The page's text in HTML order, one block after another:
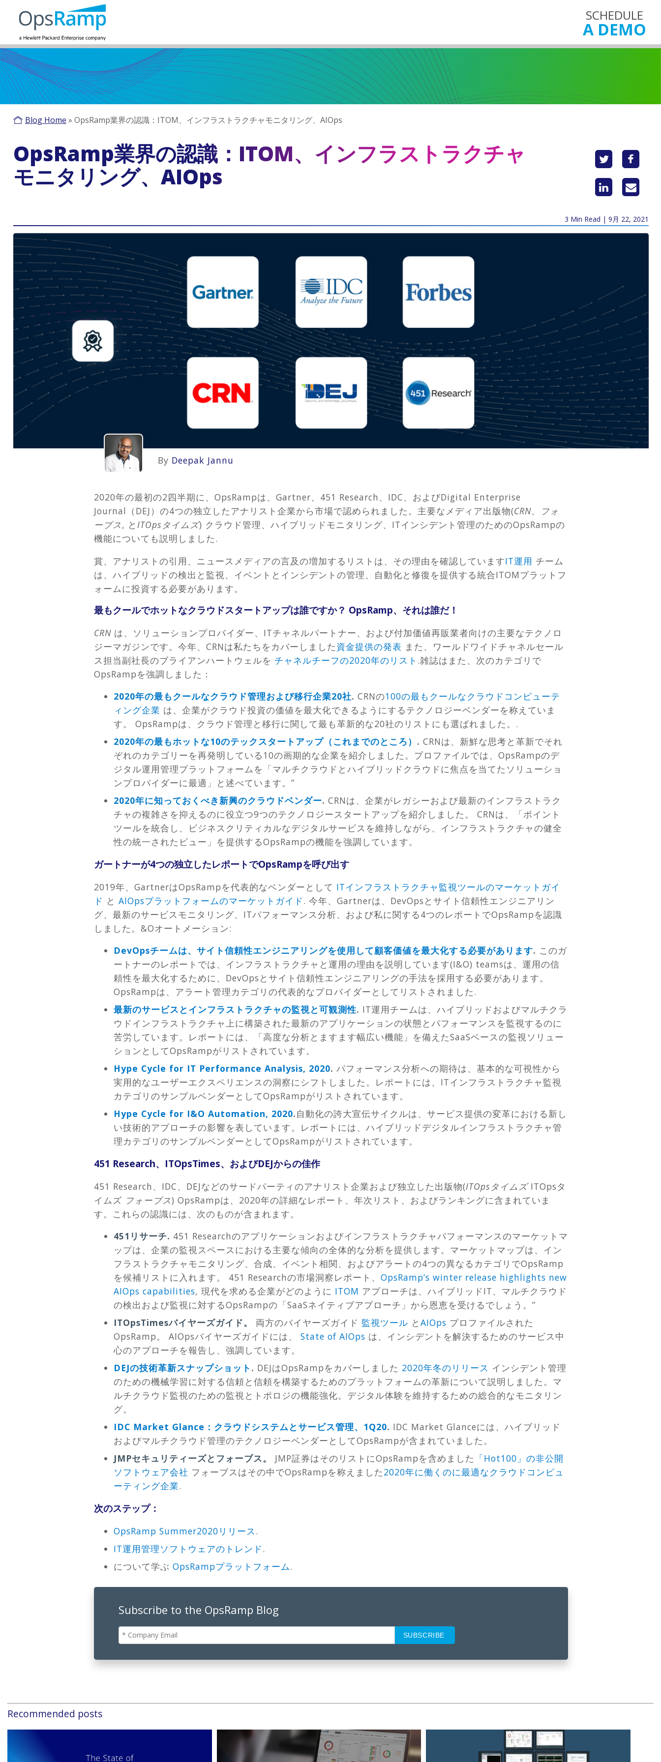
SCHEDULE
A DEMO
Blog Home » OpsRamp業界の認識：ITOM、インフラストラクチャモニタリング、AIOps
OpsRamp業界の認識：ITOM、インフラストラクチャ
モニタリング、AIOps
3 Min Read | 9月 22, 2021
By Deepak Jannu
2020年の最初の2四半期に、OpsRampは、Gartner、451 Research、IDC、およびDigital Enterprise
Journal（DEJ）の4つの独立したアナリスト企業から市場で認められました。主要なメディア出版物(CRN、フォ
ーブス, と ITOpsタイムズ) クラウド管理、ハイブリッドモニタリング、ITインシデント管理のためのOpsRampの
機能についても説明しました.
賞、アナリストの引用、ニュースメディアの言及の増加するリストは、その理由を確認していますIT運用 チーム
は、ハイブリッドの検出と監視、イベントとインシデントの管理、自動化と修復を提供する統合ITOMプラットフ
ォームに投資する必要があります。
最もクールでホットなクラウドスタートアップは誰ですか？ OpsRamp、それは誰だ！
CRN は、ソリューションプロバイダー、ITチャネルパートナー、および付加価値再販業者向けの主要なテクノロ
ジーマガジンです。今年、CRNは私たちをカバーしました資金提供の発表 また、ワールドワイドチャネルセール
ス担当副社長のブライアンハートウェルを チャネルチーフの2020年のリスト .雑誌はまた、次のカテゴリで
OpsRampを強調しました：
2020年の最もクールなクラウド管理および移行企業20社. CRNの100の最もクールなクラウドコンピューテ
ィング企業 は、企業がクラウド投資の価値を最大化できるようにするテクノロジーベンダーを称えていま
す。 OpsRampは、クラウド管理と移行に関して最も革新的な20社のリストにも選ばれました。.
2020年の最もホットな10のテックスタートアップ（これまでのところ） . CRNは、新鮮な思考と革新でそれ
ぞれのカテゴリーを再発明している10の画期的な企業を紹介しました。プロファイルでは、OpsRampのデ
ジタル運用管理プラットフォームを「マルチクラウドとハイブリッドクラウドに焦点を当てたソリューショ
ンプロバイダーに最適」と述べています。”
2020年に知っておくべき新興のクラウドベンダー. CRNは、企業がレガシーおよび最新のインフラストラク
チャの複雑さを抑えるのに役立つ9つのテクノロジースタートアップを紹介しました。 CRNは、「ポイント
ツールを統合し、ビジネスクリティカルなデジタルサービスを維持しながら、インフラストラクチャの健全
性の統一されたビュー」を提供するOpsRampの機能を強調しています。
ガートナーが4つの独立したレポートでOpsRampを呼び出す
2019年、GartnerはOpsRampを代表的なベンダーとして ITインフラストラクチャ監視ツールのマーケットガイ
ド と AIOpsプラットフォームのマーケットガイド. 今年、Gartnerは、DevOpsとサイト信頼性エンジニアリン
グ、最新のサービスモニタリング、ITパフォーマンス分析、および私に関する4つのレポートでOpsRampを認識
しました。&Oオートメーション:
DevOpsチームは、サイト信頼性エンジニアリングを使用して顧客価値を最大化する必要があります. このガ
ートナーのレポートでは、インフラストラクチャと運用の理由を説明しています(I&O) teamsは、運用の信
頼性を最大化するために、DevOpsとサイト信頼性エンジニアリングの手法を採用する必要があります。
OpsRampは、アラート管理カテゴリの代表的なプロバイダーとしてリストされました.
最新のサービスとインフラストラクチャの監視と可観測性. IT運用チームは、ハイブリッドおよびマルチクラ
ウドインフラストラクチャ上に構築された最新のアプリケーションの状態とパフォーマンスを監視するのに
苦労しています。レポートには、「高度な分析とますます幅広い機能」を備えたSaaSベースの監視ソリュー
ションとしてOpsRampがリストされています。
Hype Cycle for IT Performance Analysis, 2020. パフォーマンス分析への期待は、基本的な可視性から
実用的なユーザーエクスペリエンスの洞察にシフトしました。レポートには、ITインフラストラクチャ監視
カテゴリのサンプルベンダーとしてOpsRampがリストされています。
Hype Cycle for I&O Automation, 2020.自動化の誇大宣伝サイクルは、サービス提供の変革における新し
い技術的アプローチの影響を表しています。レポートには、ハイブリッドデジタルインフラストラクチャ管
理カテゴリのサンプルベンダーとしてOpsRampがリストされています。
451 Research、ITOpsTimes、およびDEJからの佳作
451 Research、IDC、DEJなどのサードパーティのアナリスト企業および独立した出版物(ITOpsタイムズITOpsタ
イムズ フォーブス) OpsRampは、2020年の詳細なレポート、年次リスト、およびランキングに含まれていま
す。これらの認識には、次のものが含まれます。
451リサーチ. 451 Researchのアプリケーションおよびインフラストラクチャパフォーマンスのマーケットマ
ップは、企業の監視スペースにおける主要な傾向の全体的な分析を提供します。マーケットマップは、イン
フラストラクチャモニタリング、合成、イベント相関、およびアラートの4つの異なるカテゴリでOpsRamp
を候補リストに入れます。 451 Researchの市場洞察レポート、 OpsRamp’s winter release highlights new
AIOps capabilities, 現代を求める企業がどのように ITOM アプローチは、ハイブリッドIT、マルチクラウド
の検出および監視に対するOpsRampの「SaaSネイティブアプローチ」から恩恵を受けるでしょう。”
ITOpsTimesバイヤーズガイド。 両方のバイヤーズガイド 監視ツール と AIOps プロファイルされた
OpsRamp。 AIOpsバイヤーズガイドには、 State of AIOps は、インシデントを解決するためのサービス中
心のアプローチを報告し、強調しています。
DEJの技術革新スナップショット . DEJはOpsRampをカバーしました 2020年冬のリリース インシデント管理
のための機械学習に対する信頼と信頼を構築するためのプラットフォームの革新について説明しました。マ
ルチクラウド監視のための監視とトポロジの機能強化。デジタル体験を維持するための総合的なモニタリン
グ。
IDC Market Glance：クラウドシステムとサービス管理、1Q20. IDC Market Glanceには、ハイブリッド
およびマルチクラウド管理のテクノロジーベンダーとしてOpsRampが含まれていました。
JMPセキュリティーズとフォーブス。
JMP証券はそのリストにOpsRampを含めました 「Hot100」の非公開
ソフトウェア会社 フォーブスはその中でOpsRampを称えました2020年に働くのに最適なクラウドコンピュ
ーティング企業.
次のステップ：
OpsRamp Summer2020リリース.
IT運用管理ソフトウェアのトレンド.
について学ぶ OpsRampプラットフォーム.
Subscribe to the OpsRamp Blog
Recommended posts